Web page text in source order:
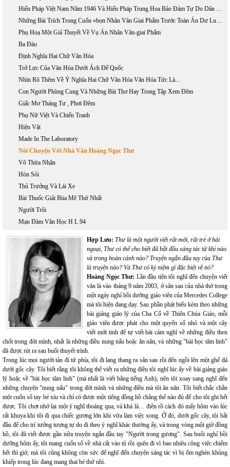
Hiến Pháp Việt Nam Năm 1946 Và Hiến Pháp Trung Hoa Bảo Đảm Tự Do Dân Chủ Thế Nào?
Những Bài Trích Trong Cuốn «bọn Nhân Văn Giai Phẩm Trước Toàn Án Dư Luận»
Phụ Hoạ Một Giả Thuyết Về Vụ Án Nhân Văn-giai Phẩm
Ba Đào
Định Nghĩa Hai Chữ Văn Hóa
Trở Lực Của Văn Hóa Dưới Ách Đế Quốc
Nhìn Rõ Thêm Về Ý Nghĩa Hai Chữ Văn Hóa Văn Hóa Tức Là...
Con Người Phùng Cung Và Những Bài Thơ Hay Trong Tập Xem Đêm
Giấc Mơ Tháng Tư , Phơi Đêm
Phụ Nữ Việt Và Chiến Tranh
Hiện Vật
Made In The Laboratory
Nói Chuyện Với Nhà Văn Hoàng Ngọc Thư
Vô Thừa Nhận
Hòn Sỏi
Thủ Trưởng Và Lái Xe
Bài Thuốc Giải Bùa Mê Thứ Nhất
Người Trôi
Mạn Đàm Văn Học H L 94
Hợp Lưu: Thư là một người viết rất mới, rất trẻ ở hải
ngoại, Thư có thể cho biết đã bắt đầu sáng tác từ khi nào
và trong hoàn cảnh nào? Truyện ngắn đầu tay của Thư
là truyện nào? Và Thư có kỷ niệm gì đặc biệt về nó?
Hoàng Ngọc Thư: Lần đầu tiên tôi nghĩ đến chuyện viết
văn là vào tháng 9 năm 2003, ở sân sau của nhà thờ trong
một ngày nghỉ bồi dưỡng giáo viên của Mercedes College
mà tôi hiện đang dạy. Sau phần phát biểu kèm theo những
bài giảng giáo lý của Cha Cố về Thiên Chúa Giáo, mỗi
giáo viên được phát cho một quyển sổ nhỏ và một cây
viết mới tinh để tự viết bài cảm nghĩ về những điều then
chốt trong đời mình, nhất là những điều nung nấu hoặc ăn năn, và những "bài học tâm linh"
đã được rút ra sau buổi thuyết trình.
Trong lúc mọi người tản đi tứ phía, tôi đi lang thang ra sân sau rồi đến ngồi lên một ghế đá
dưới gốc cây. Tôi biết rằng tôi không thể viết ra những điều tôi nghĩ lúc ấy về bài giảng giáo
lý hoặc về "bài học tâm linh" (mà nhất là viết bằng tiếng Anh), nên tôi xoay sang nghĩ đến
những chuyện "nung nấu" trong đời mình và những điều mà tôi ăn năn. Tôi biết chắc chắn
một cuốn sổ tay bé xíu và chỉ có được một tiếng đồng hồ chẳng thể nào đủ để cho tôi ghi hết
được. Tôi chợt nhớ lại một ý nghĩ thoáng qua, và khá là… điên rồ cách đó mấy hôm vào lúc
rất khuya khi tôi đi qua chiếc gương lớn khi vừa làm việc xong. Ở đó, dưới gốc cây, tôi bắt
đầu để cho trí tưởng tượng tự do đi theo ý nghĩ khác thường ấy, và trong vòng một giờ đồng
hồ, tôi đã viết được gần nửa truyện ngắn đầu tay "Người trong gương". Sau buổi nghỉ bồi
dưỡng hôm ấy, tôi mang cuốn sổ về nhà cất vào tủ rồi quên đi vì bao nhiêu công việc chiếm
hết thì giờ, mà tôi cũng không còn sức để nghĩ đến chuyện sáng tác vì bị ốm nghén khủng
khiếp trong lúc đang mang thai bé thứ nhì.